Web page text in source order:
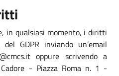
in qualsiasi momento, i diritti
GDPR inviando un’email
oppure scrivendo a
- Piazza Roma n. 1 -